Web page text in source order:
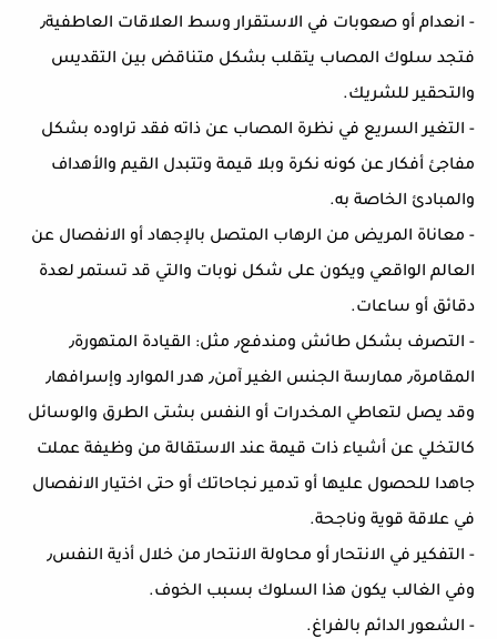
- انعدام أو صعوبات في الاستقرار وسط العلاقات العاطفية٫
فتجد سلوك المصاب يتقلب بشكل متناقض بين التقديس
والتحقير للشريك.
- التغير السريع في نظرة المصاب عن ذاته فقد تراوده بشكل
مفاجئ أفكار عن كونه نكرة وبلا قيمة وتتبدل القيم والأهداف
والمبادئ الخاصة به.
- معاناة المريض من الرهاب المتصل بالإجهاد أو الانفصال عن
العالم الواقعي ويكون على شكل نوبات والتي قد تستمر لعدة
دقائق أو ساعات.
- التصرف بشكل طائش ومندفع٫ مثل: القيادة المتهورة٫
المقامرة٫ ممارسة الجنس الغير آمن٫ هدر الموارد وإسرافها٫
وقد يصل لتعاطي المخدرات أو النفس بشتى الطرق والوسائل
كالتخلي عن أشياء ذات قيمة عند الاستقالة من وظيفة عملت
جاهدا للحصول عليها أو تدمير نجاحاتك أو حتى اختيار الانفصال
في علاقة قوية وناجحة.
- التفكير في الانتحار أو محاولة الانتحار من خلال أذية النفس٫
وفي الغالب يكون هذا السلوك بسبب الخوف.
- الشعور الدائم بالفراغ.